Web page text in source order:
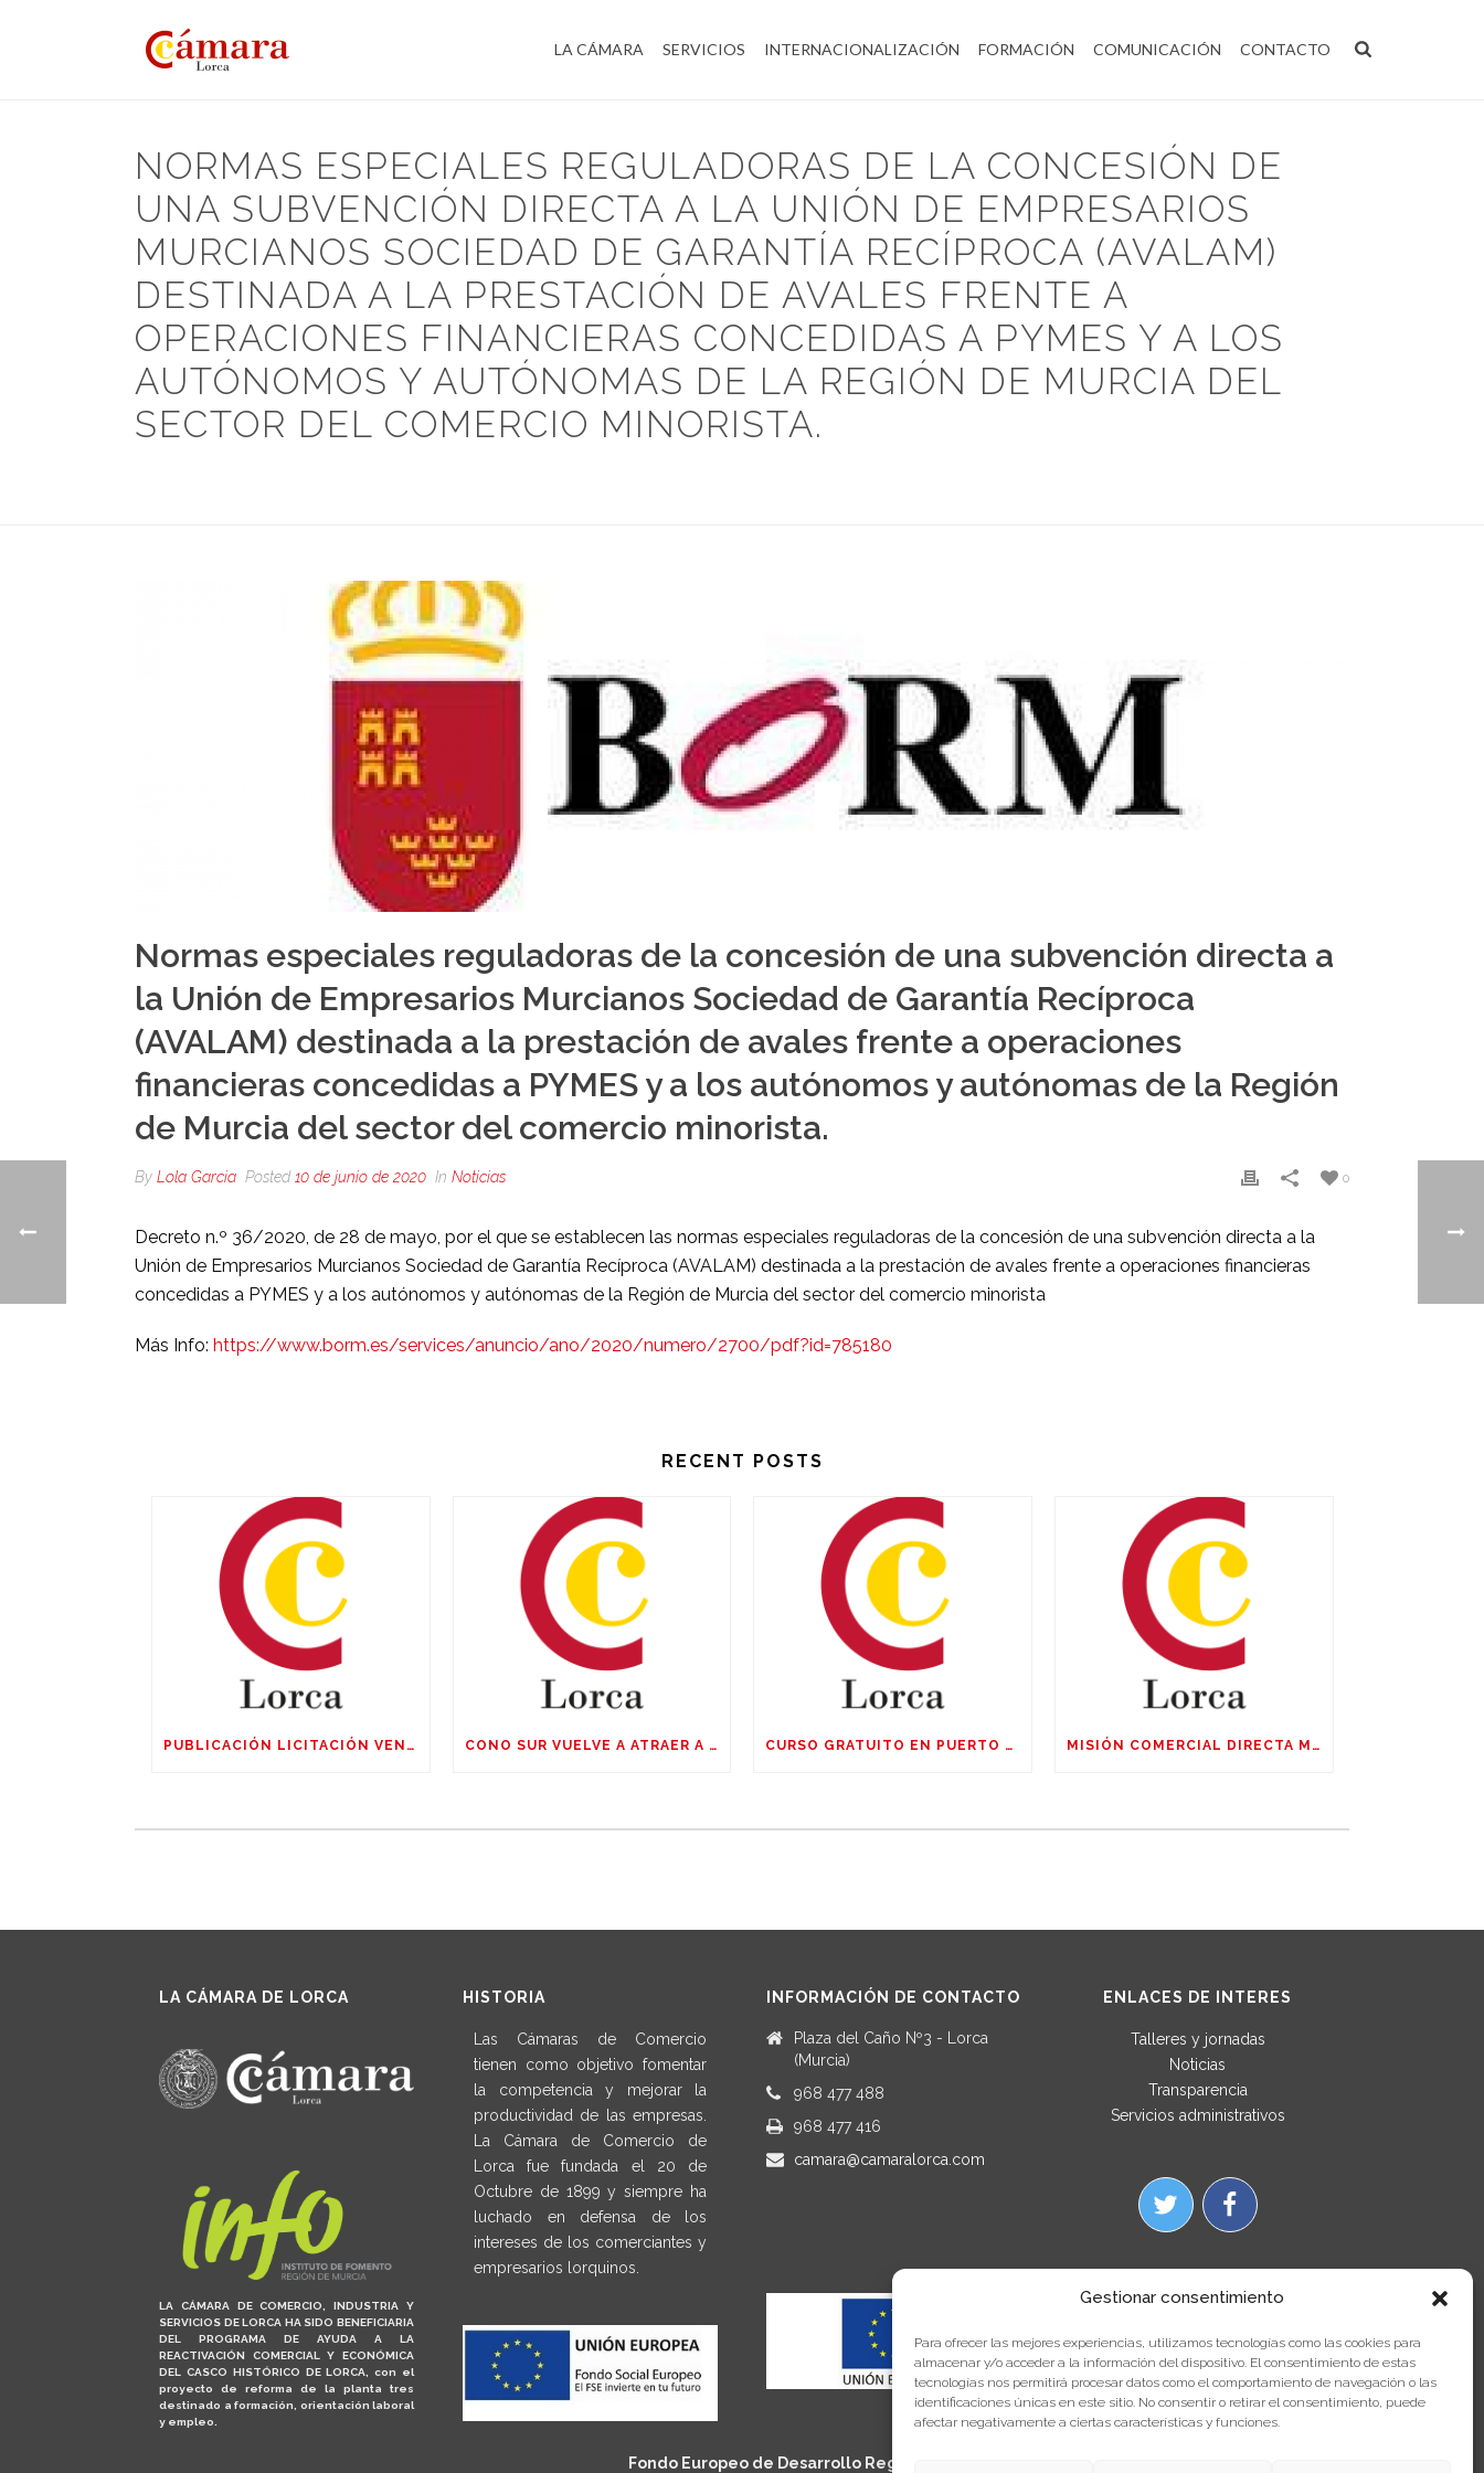
Gestionar consentimiento
Para ofrecer las mejores experiencias, utilizamos tecnologías como las cookies para
almacenar y/o acceder a la información del dispositivo. El consentimiento de estas
tecnologías nos permitirá procesar datos como el comportamiento de navegación o las
identificaciones únicas en este sitio. No consentir o retirar el consentimiento, puede
afectar negativamente a ciertas características y funciones.
LA CÁMARA SERVICIOS INTERNACIONALIZACIÓN FORMACIÓN COMUNICACIÓN CONTACTO
NORMAS ESPECIALES REGULADORAS DE LA CONCESIÓN DE
UNA SUBVENCIÓN DIRECTA A LA UNIÓN DE EMPRESARIOS
MURCIANOS SOCIEDAD DE GARANTÍA RECÍPROCA (AVALAM)
DESTINADA A LA PRESTACIÓN DE AVALES FRENTE A
OPERACIONES FINANCIERAS CONCEDIDAS A PYMES Y A LOS
AUTÓNOMOS Y AUTÓNOMAS DE LA REGIÓN DE MURCIA DEL
SECTOR DEL COMERCIO MINORISTA.
Normas especiales reguladoras de la concesión de una subvención directa a
la Unión de Empresarios Murcianos Sociedad de Garantía Recíproca
(AVALAM) destinada a la prestación de avales frente a operaciones
financieras concedidas a PYMES y a los autónomos y autónomas de la Región
de Murcia del sector del comercio minorista.
By Lola Garcia Posted 10 de junio de 2020 In Noticias 0
Decreto n.º 36/2020, de 28 de mayo, por el que se establecen las normas especiales reguladoras de la concesión de una subvención directa a la
Unión de Empresarios Murcianos Sociedad de Garantía Recíproca (AVALAM) destinada a la prestación de avales frente a operaciones financieras
concedidas a PYMES y a los autónomos y autónomas de la Región de Murcia del sector del comercio minorista
Más Info: https://www.borm.es/services/anuncio/ano/2020/numero/2700/pdf?id=785180
RECENT POSTS
PUBLICACIÓN LICITACIÓN VENTA DE PARCELAS AMPLIACIÓN SUR POLIGÓNO SAPRELORCA CONO SUR VUELVE A ATRAER A LAS EMPRESAS EUROPEAS CURSO GRATUITO EN PUERTO LUMBRERAS: FOTOGRAFIA CORPORATIVA Y DE PRODUCTO, EDICIÓN CON IA MISIÓN COMERCIAL DIRECTA MULTISECTORIAL CHILE, ARGENTINA Y URUGUAY DEL 04 AL 09 DE OCTUBRE DE 2026
LA CÁMARA DE LORCA
LA CÁMARA DE COMERCIO, INDUSTRIA Y
SERVICIOS DE LORCA HA SIDO BENEFICIARIA
DEL PROGRAMA DE AYUDA A LA
REACTIVACIÓN COMERCIAL Y ECONÓMICA
DEL CASCO HISTÓRICO DE LORCA, con el
proyecto de reforma de la planta tres
destinado a formación, orientación laboral
y empleo.
HISTORIA
Las Cámaras de Comercio
tienen como objetivo fomentar
la competencia y mejorar la
productividad de las empresas.
La Cámara de Comercio de
Lorca fue fundada el 20 de
Octubre de 1899 y siempre ha
luchado en defensa de los
intereses de los comerciantes y
empresarios lorquinos.
INFORMACIÓN DE CONTACTO
Plaza del Caño Nº3 - Lorca
(Murcia)
968 477 488
968 477 416
camara@camaralorca.com
ENLACES DE INTERES
Talleres y jornadas
Noticias
Transparencia
Servicios administrativos
Fondo Europeo de Desarrollo Regional